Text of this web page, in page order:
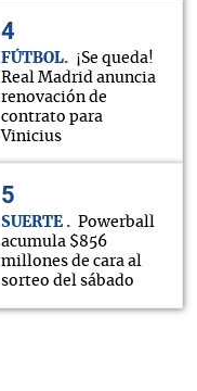
FÚTBOL
¡Se queda!
Real Madrid anuncia
renovación de
contrato para
Vinicius
SUERTE
Powerball
acumula $856
millones de cara al
sorteo del sábado